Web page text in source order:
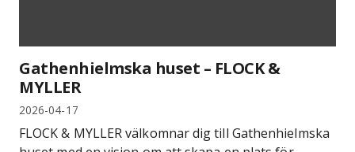
Gathenhielmska huset – FLOCK &
MYLLER
2026-04-17
FLOCK & MYLLER välkomnar dig till Gathenhielmska